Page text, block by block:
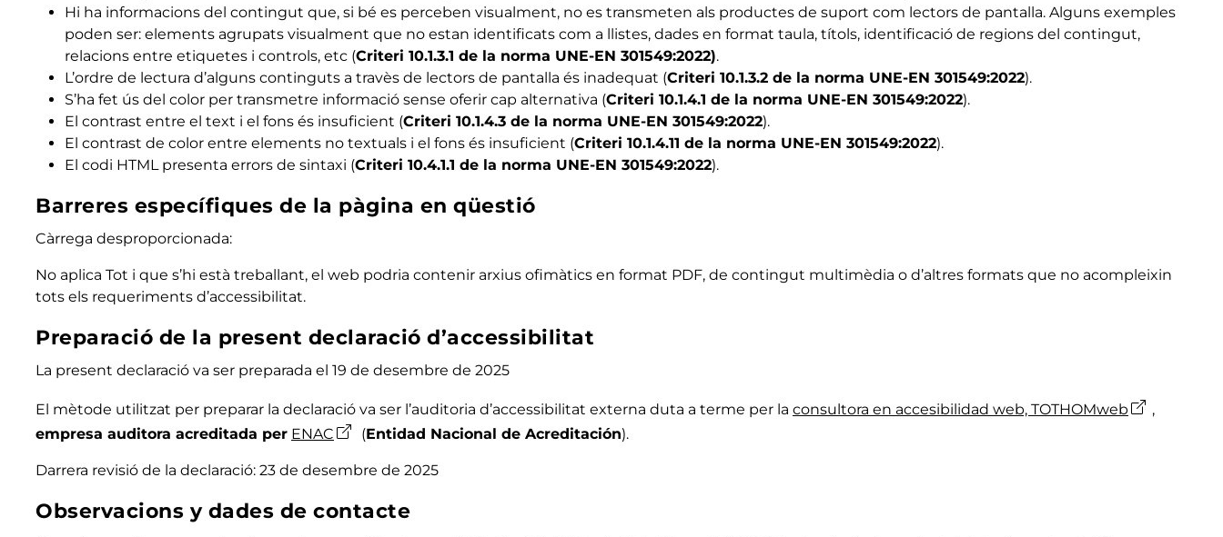
Hi ha informacions del contingut que, si bé es perceben visualment, no es transmeten als productes de suport com lectors de pantalla. Alguns exemples
poden ser: elements agrupats visualment que no estan identificats com a llistes, dades en format taula, títols, identificació de regions del contingut,
relacions entre etiquetes i controls, etc (Criteri 10.1.3.1 de la norma UNE-EN 301549:2022).
L’ordre de lectura d’alguns continguts a travès de lectors de pantalla és inadequat (Criteri 10.1.3.2 de la norma UNE-EN 301549:2022).
S’ha fet ús del color per transmetre informació sense oferir cap alternativa (Criteri 10.1.4.1 de la norma UNE-EN 301549:2022).
El contrast entre el text i el fons és insuficient (Criteri 10.1.4.3 de la norma UNE-EN 301549:2022).
El contrast de color entre elements no textuals i el fons és insuficient (Criteri 10.1.4.11 de la norma UNE-EN 301549:2022).
El codi HTML presenta errors de sintaxi (Criteri 10.4.1.1 de la norma UNE-EN 301549:2022).
Barreres específiques de la pàgina en qüestió
Càrrega desproporcionada:
No aplica Tot i que s’hi està treballant, el web podria contenir arxius ofimàtics en format PDF, de contingut multimèdia o d’altres formats que no acompleixin
tots els requeriments d’accessibilitat.
Preparació de la present declaració d’accessibilitat
La present declaració va ser preparada el 19 de desembre de 2025
El mètode utilitzat per preparar la declaració va ser l’auditoria d’accessibilitat externa duta a terme per la consultora en accesibilidad web, TOTHOMweb
,
empresa auditora acreditada per ENAC (Entidad Nacional de Acreditación).
Darrera revisió de la declaració: 23 de desembre de 2025
Observacions y dades de contacte